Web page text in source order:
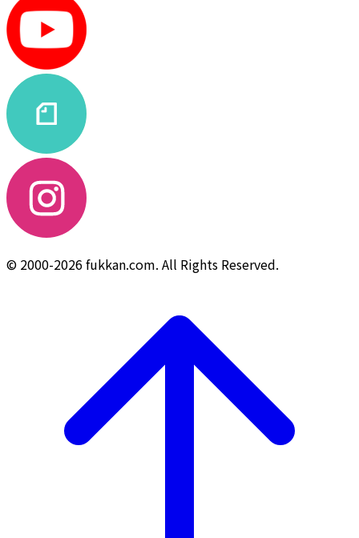
© 2000-2026 fukkan.com. All Rights Reserved.